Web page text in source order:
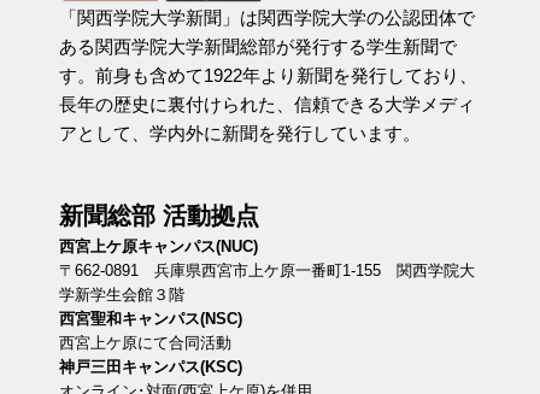
「関西学院大学新聞」は関西学院大学の公認団体で
ある関西学院大学新聞総部が発行する学生新聞で
す。前身も含めて1922年より新聞を発行しており、
長年の歴史に裏付けられた、信頼できる大学メディ
アとして、学内外に新聞を発行しています。
新聞総部 活動拠点
西宮上ケ原キャンパス(NUC)
〒662-0891 兵庫県西宮市上ケ原一番町1-155 関西学院大
学新学生会館３階
西宮聖和キャンパス(NSC)
西宮上ケ原にて合同活動
神戸三田キャンパス(KSC)